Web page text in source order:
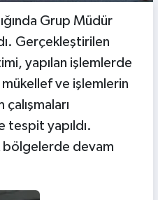
Grup Müdür
Gerçekleştirilen
yapılan işlemlerde
mükellef ve işlemlerin
tespit yapıldı.
bölgelerde devam